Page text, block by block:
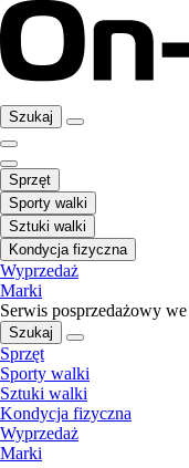
Szukaj
Sprzęt
Sporty walki
Sztuki walki
Kondycja fizyczna
Wyprzedaż
Marki
Serwis posprzedażowy
Szukaj
Sprzęt
Sporty walki
Sztuki walki
Kondycja fizyczna
Wyprzedaż
Marki